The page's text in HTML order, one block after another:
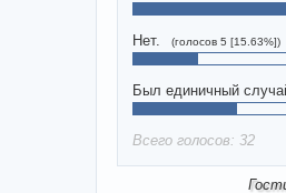
Нет. (голосов 5 [15.63%])
Был единичный
Всего голосов: 32